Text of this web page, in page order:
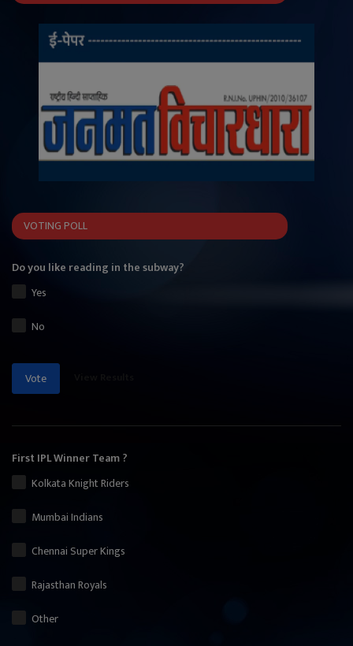
VOTING POLL
Do you like reading in the subway?
Yes
No
Vote
First IPL Winner Team ?
Kolkata Knight Riders
Mumbai Indians
Chennai Super Kings
Rajasthan Royals
Other